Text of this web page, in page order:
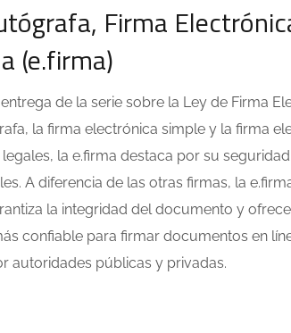
Firma
(e.firma)
de la serie sobre la Ley de Firma
la firma electrónica simple y la firma
la e.firma destaca por su
A diferencia de las otras firmas, la
la integridad del documento y
confiable para firmar documentos en
autoridades públicas y privadas.